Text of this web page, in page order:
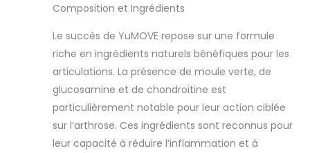
articulaires: Dans
ce complément
articulation chien,
l’association
glucosamine
chondroïtine chien
soutient les
principales parties
des articulations
chien senior,
Composition et Ingrédients
Le succès de YuMOVE repose sur une formule
riche en ingrédients naturels bénéfiques pour les
articulations. La présence de moule verte, de
glucosamine et de chondroïtine est
particulièrement notable pour leur action ciblée
sur l’arthrose. Ces ingrédients sont reconnus pour
leur capacité à réduire l’inflammation et à